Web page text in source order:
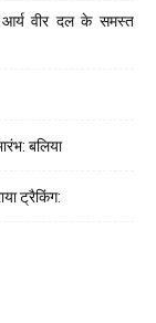
आर्य वीर दल के समस्त
बलिया
ट्रैकिंग: